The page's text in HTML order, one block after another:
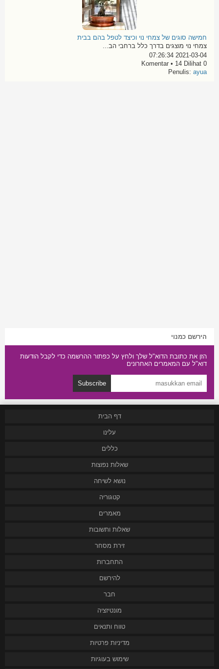
חמישה סוגים של צמחי נוי וכיצד לטפל בהם בבית
צמחי נוי מוצגים בדרך כלל ברחבי הב...
2021-03-04 07:26:34
0 Komentar • 14 Dilihat
Penulis: ayua
הירשם כמנוי
הזן את כתובת הדוא"ל שלך ולחץ על כפתור ההרשמה כדי לקבל הודעות
דוא"ל עם המאמרים האחרונים
Subscribe
דף הבית
עלינו
כללים
שאלות נפוצות
נושא לשיחה
קטגוריה
מאמרים
שאלות ותשובות
זירת מסחר
התחברות
להירשם
חבר
מונטיזציה
טווח ותנאים
מדיניות פרטיות
שימוש בעוגיות